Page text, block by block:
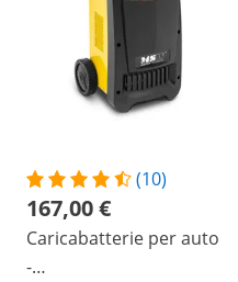
(10)
167,00 €
Caricabatterie per auto
-